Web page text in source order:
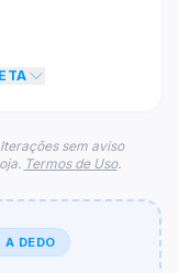
sem aviso
Termos de Uso.
DEDO